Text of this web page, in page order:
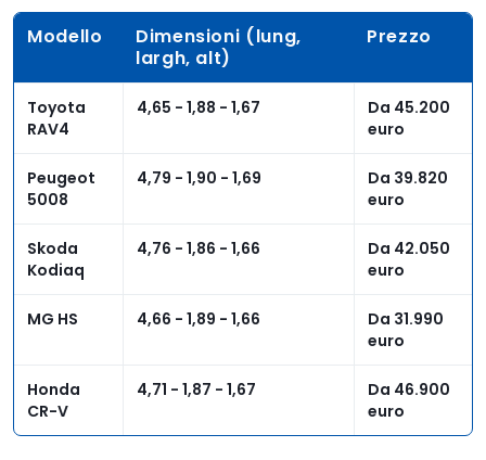
Modello
Dimensioni (lung,
largh, alt)
Prezzo
Toyota
RAV4
4,65 - 1,88 - 1,67
Da 45.200
euro
Peugeot
5008
4,79 - 1,90 - 1,69
Da 39.820
euro
Skoda
Kodiaq
4,76 - 1,86 - 1,66
Da 42.050
euro
MG HS 4,66 - 1,89 - 1,66
Da 31.990
euro
Honda
CR-V
4,71 - 1,87 - 1,67
Da 46.900
euro